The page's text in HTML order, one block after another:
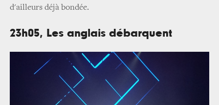
d'ailleurs déjà bondée.
23h05, Les anglais débarquent